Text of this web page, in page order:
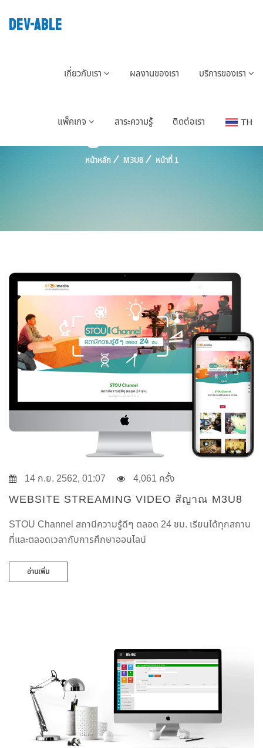
DEV-ABLE
เกี่ยวกับเรา ผลงานของเรา บริการของเรา
แพ็คเกจ สาระความรู้ ติดต่อเรา
Tag : m3u8
หน้าหลัก M3U8 หน้าที่ 1
14 ก.ย. 2562, 01:07 4,061 ครั้ง
WEBSITE STREAMING VIDEO สัญาณ M3U8
STOU Channel สถานีความรู้ดีๆ ตลอด 24 ชม. เรียนได้ทุกสถาน
ที่และตลอดเวลากับการศึกษาออนไลน์
อ่านเพิ่ม